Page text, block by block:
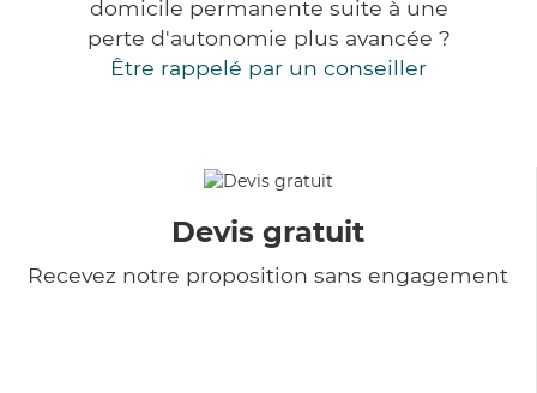
domicile permanente suite à une
perte d'autonomie plus avancée ?
Être rappelé par un conseiller
Devis gratuit
Recevez notre proposition sans engagement